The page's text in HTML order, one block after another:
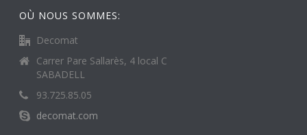
OÙ NOUS SOMMES:
Decomat
Carrer Pare Sallarès, 4 local C
SABADELL
93.725.85.05
decomat.com